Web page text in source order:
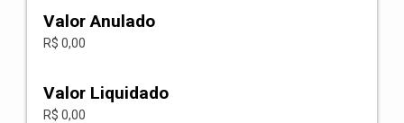
Valor Anulado
R$ 0,00
Valor Liquidado
R$ 0,00